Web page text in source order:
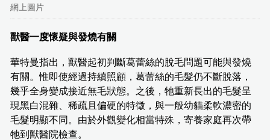
網上圖片
獸醫一度懷疑與發燒有關
華特曼指出，獸醫起初判斷葛蕾絲的脫毛問題可能與發燒
有關。惟即使經過持續照顧，葛蕾絲的毛髮仍不斷脫落，
幾乎全身變成接近無毛狀態。之後，牠重新長出的毛髮呈
現黑白混雜、稀疏且偏硬的特徵，與一般幼貓柔軟濃密的
毛髮明顯不同。由於外觀變化相當特殊，寄養家庭再次帶
牠到獸醫院檢查。